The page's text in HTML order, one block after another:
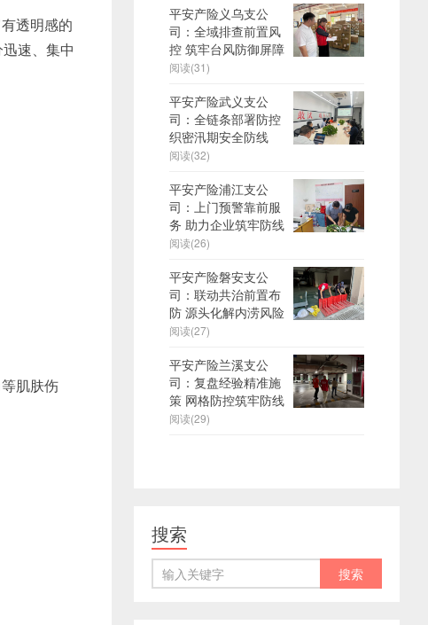
透明感的
速、集中
肌肤伤
平安产险义乌支公
司：全域排查前置风
控 筑牢台风防御屏障
阅读(31)
平安产险武义支公
司：全链条部署防控
织密汛期安全防线
阅读(32)
平安产险浦江支公
司：上门预警靠前服
务 助力企业筑牢防线
阅读(26)
平安产险磐安支公
司：联动共治前置布
防 源头化解内涝风险
阅读(27)
平安产险兰溪支公
司：复盘经验精准施
策 网格防控筑牢防线
阅读(29)
搜索